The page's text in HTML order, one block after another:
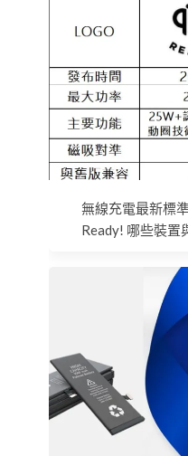
無線充電最新標
Ready! 哪些裝置